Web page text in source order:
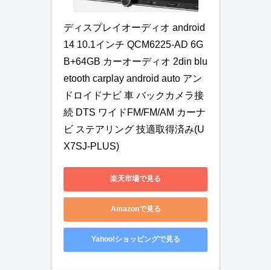
ディスプレイオーディオ android
14 10.1インチ QCM6225-AD 6G
B+64GB カーオーディオ 2din blu
etooth carplay android auto アン
ドロイドナビ 車 バックカメラ接
続 DTS ワイドFM/FM/AM カーナ
ビ ステアリング 技適取得済み(U
X7SJ-PLUS)
楽天市場で見る
Amazonで見る
Yahoo!ショッピングで見る